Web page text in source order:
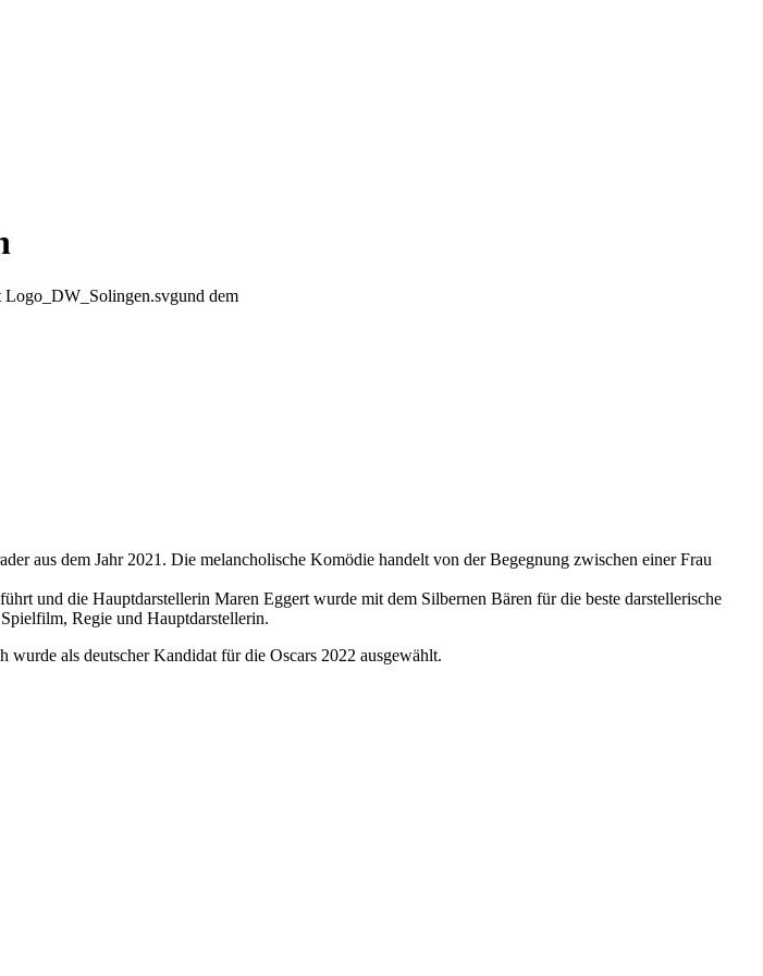
und dem
aus dem Jahr 2021. Die melancholische Komödie handelt von der Begegnung zwischen einer Frau
und die Hauptdarstellerin Maren Eggert wurde mit dem Silbernen Bären für die beste darstellerische
Regie und Hauptdarstellerin.
als deutscher Kandidat für die Oscars 2022 ausgewählt.